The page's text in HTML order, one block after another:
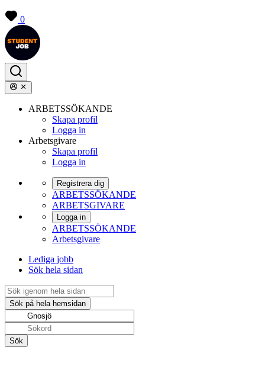
0
ARBETSSÖKANDE
Skapa profil
Logga in
Arbetsgivare
Skapa profil
Logga in
Registrera dig
ARBETSSÖKANDE
ARBETSGIVARE
Logga in
ARBETSSÖKANDE
Arbetsgivare
Lediga jobb
Sök hela sidan